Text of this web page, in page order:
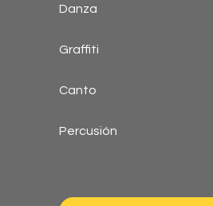
Danza
Graffiti
Canto
Percusión